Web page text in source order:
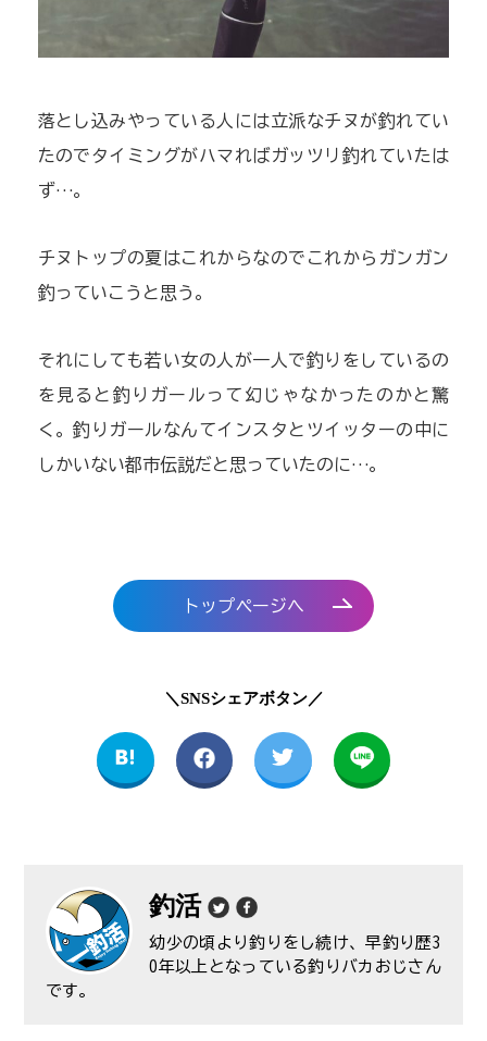
落とし込みやっている人には立派なチヌが釣れてい
たのでタイミングがハマればガッツリ釣れていたは
ず…。
チヌトップの夏はこれからなのでこれからガンガン
釣っていこうと思う。
それにしても若い女の人が一人で釣りをしているの
を見ると釣りガールって幻じゃなかったのかと驚
く。釣りガールなんてインスタとツイッターの中に
しかいない都市伝説だと思っていたのに…。
トップページへ
＼SNSシェアボタン／
釣活
幼少の頃より釣りをし続け、早釣り歴3
0年以上となっている釣りバカおじさん
です。